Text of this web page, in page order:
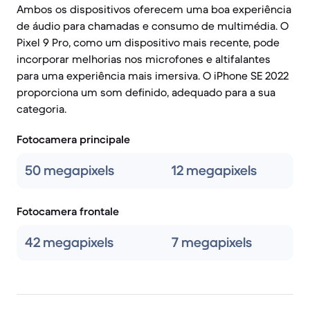
Ambos os dispositivos oferecem uma boa experiência
de áudio para chamadas e consumo de multimédia. O
Pixel 9 Pro, como um dispositivo mais recente, pode
incorporar melhorias nos microfones e altifalantes
para uma experiência mais imersiva. O iPhone SE 2022
proporciona um som definido, adequado para a sua
categoria.
Fotocamera principale
50 megapixels 12 megapixels
Fotocamera frontale
42 megapixels 7 megapixels